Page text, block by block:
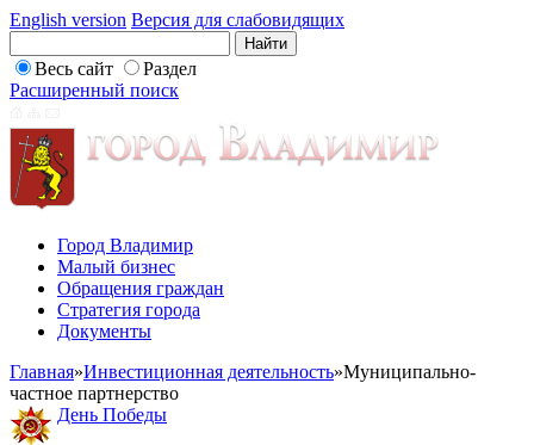
English version Версия для слабовидящих
Весь сайт
Раздел
Расширенный поиск
Город Владимир
Малый бизнес
Обращения граждан
Стратегия города
Документы
Главная»Инвестиционная деятельность»Муниципально-
частное партнерство
День Победы